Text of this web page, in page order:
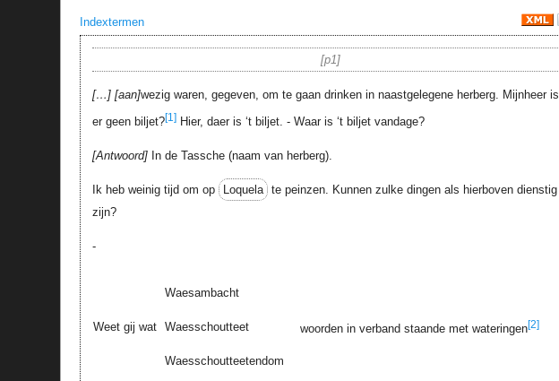
Indextermen
p1
… aan wezig waren, gegeven, om te gaan drinken in naastgelegene herberg. Mijnheer is
er geen biljet?[1]Hier, daer is ‘t biljet. - Waar is ‘t biljet vandage?
Antwoord In de Tassche (naam van herberg).
Ik heb weinig tijd om op Loquela te peinzen. Kunnen zulke dingen als hierboven dienstig
zijn?
-
Weet gij wat
Waesambacht
Waesschoutteet
Waesschoutteetendom
woorden in verband staande met wateringen[2]